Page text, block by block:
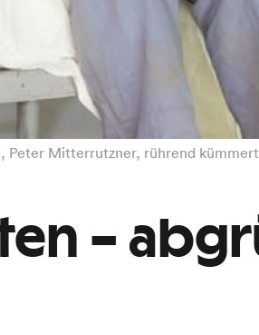
Peter Mitterrutzner, rührend
–